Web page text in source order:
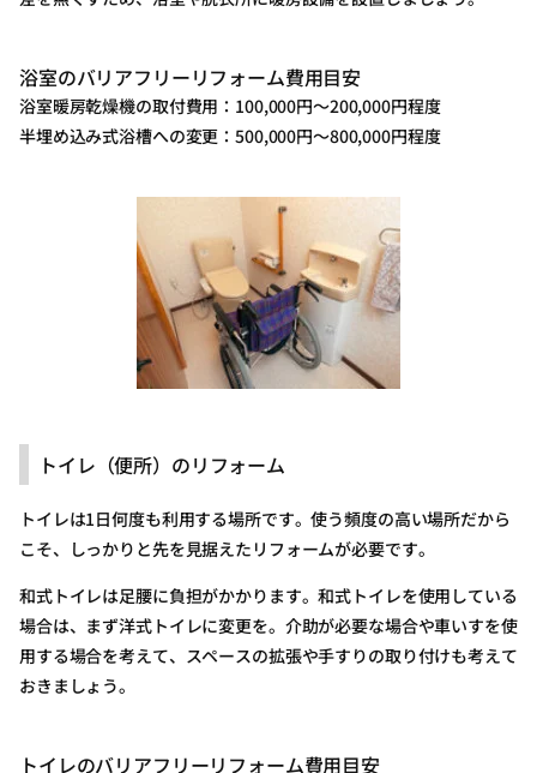
浴室のバリアフリーリフォーム費用目安
浴室暖房乾燥機の取付費用：100,000円～200,000円程度
半埋め込み式浴槽への変更：500,000円～800,000円程度
トイレ（便所）のリフォーム
トイレは1日何度も利用する場所です。使う頻度の高い場所だから
こそ、しっかりと先を見据えたリフォームが必要です。
和式トイレは足腰に負担がかかります。和式トイレを使用している
場合は、まず洋式トイレに変更を。介助が必要な場合や車いすを使
用する場合を考えて、スペースの拡張や手すりの取り付けも考えて
おきましょう。
トイレのバリアフリーリフォーム費用目安